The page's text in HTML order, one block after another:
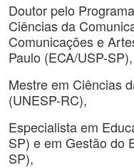
Doutor pelo
Ciências da
Comunicações e
Paulo (ECA/USP-SP),
Mestre em Ciências
(UNESP-RC),
Especialista em
SP) e em Gestão do
SP),